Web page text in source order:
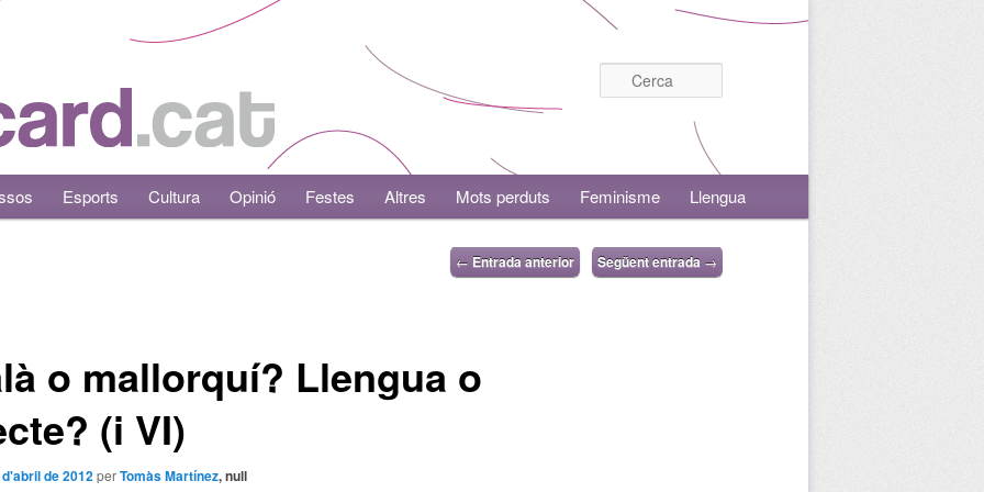
Esports Cultura Opinió Festes Altres Mots perduts Feminisme Llengua
← Entrada anterior Següent entrada →
o mallorquí? Llengua o
(i VI)
de 2012perTomàs Martínez, null